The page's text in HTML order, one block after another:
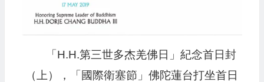
「H.H.第三世多杰羌佛日」紀念首日封
（上），「國際衛塞節」佛陀蓮台打坐首日